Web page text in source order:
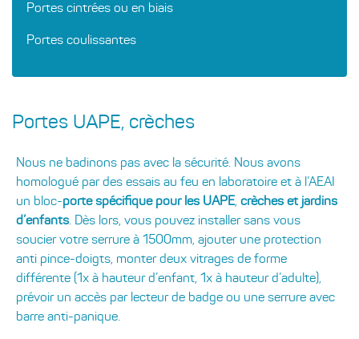
Portes cintrées ou en biais
Portes coulissantes
Portes UAPE, crèches
Nous ne badinons pas avec la sécurité. Nous avons
homologué par des essais au feu en laboratoire et à l’AEAI
un bloc-porte spécifique pour les UAPE, crèches et jardins
d’enfants. Dès lors, vous pouvez installer sans vous
soucier votre serrure à 1500mm, ajouter une protection
anti pince-doigts, monter deux vitrages de forme
différente (1x à hauteur d’enfant, 1x à hauteur d’adulte),
prévoir un accès par lecteur de badge ou une serrure avec
barre anti-panique.